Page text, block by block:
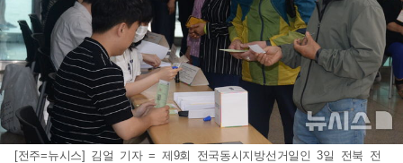
[전주=뉴시스] 김얼 기자 = 제9회 전국동시지방선거일인 3일 전북 전